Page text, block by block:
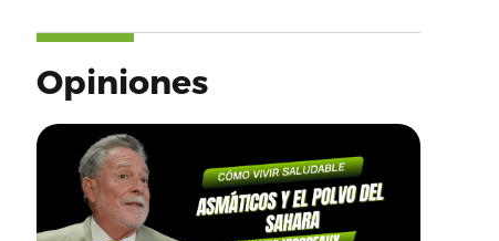
Opiniones